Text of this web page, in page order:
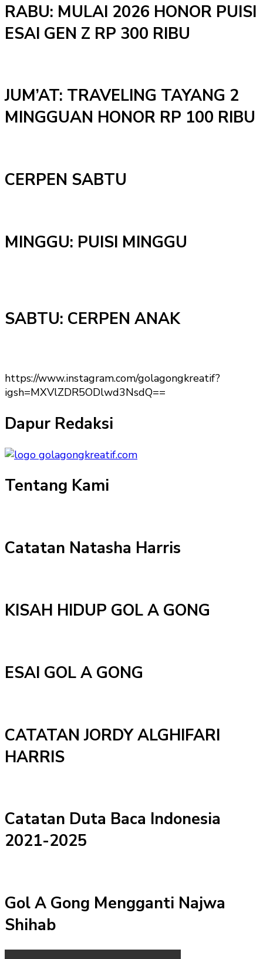
RABU: MULAI 2026 HONOR PUISI
ESAI GEN Z RP 300 RIBU
JUM’AT: TRAVELING TAYANG 2
MINGGUAN HONOR RP 100 RIBU
CERPEN SABTU
MINGGU: PUISI MINGGU
SABTU: CERPEN ANAK
https://www.instagram.com/golagongkreatif?
igsh=MXVlZDR5ODlwd3NsdQ==
Dapur Redaksi
Tentang Kami
Catatan Natasha Harris
KISAH HIDUP GOL A GONG
ESAI GOL A GONG
CATATAN JORDY ALGHIFARI
HARRIS
Catatan Duta Baca Indonesia
2021-2025
Gol A Gong Mengganti Najwa
Shihab